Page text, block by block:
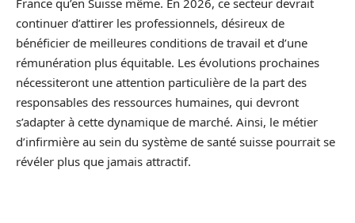
France qu’en Suisse même. En 2026, ce secteur devrait
continuer d’attirer les professionnels, désireux de
bénéficier de meilleures conditions de travail et d’une
rémunération plus équitable. Les évolutions prochaines
nécessiteront une attention particulière de la part des
responsables des ressources humaines, qui devront
s’adapter à cette dynamique de marché. Ainsi, le métier
d’infirmière au sein du système de santé suisse pourrait se
révéler plus que jamais attractif.